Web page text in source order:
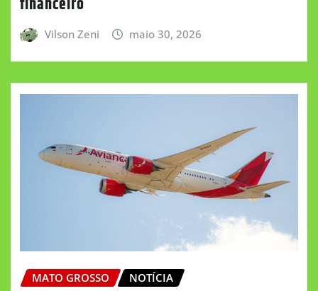
Vilson Zeni maio 30, 2026
MATO GROSSO NOTÍCIA